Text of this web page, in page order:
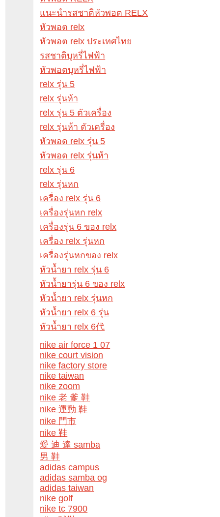
แนะนำรสชาติหัวพอต RELX
หัวพอต relx
หัวพอต relx ประเทศไทย
รสชาติบุหรี่ไฟฟ้า
หัวพอตบุหรี่ไฟฟ้า
relx รุ่น 5
relx รุ่นห้า
relx รุ่น 5 ตัวเครื่อง
relx รุ่นห้า ตัวเครื่อง
หัวพอด relx รุ่น 5
หัวพอด relx รุ่นห้า
relx รุ่น 6
relx รุ่นหก
เครื่อง relx รุ่น 6
เครื่องรุ่นหก relx
เครื่องรุ่น 6 ของ relx
เครื่อง relx รุ่นหก
เครื่องรุ่นหกของ relx
หัวน้ำยา relx รุ่น 6
หัวน้ำยารุ่น 6 ของ relx
หัวน้ำยา relx รุ่นหก
หัวน้ำยา relx 6 รุ่น
หัวน้ำยา relx 6代
nike air force 1 07
nike court vision
nike factory store
nike taiwan
nike zoom
nike 老 爹 鞋
nike 運動 鞋
nike 門市
nike 鞋
愛 迪 達 samba
男 鞋
adidas campus
adidas samba og
adidas taiwan
nike golf
nike tc 7900